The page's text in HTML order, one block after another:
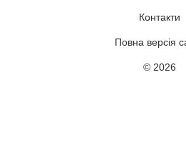
Контакти
Повна версія
© 2026